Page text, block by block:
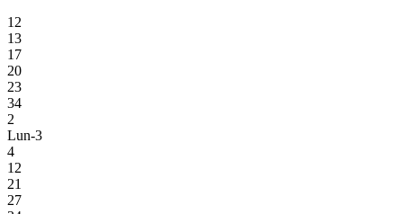
12
13
17
20
23
34
2
Lun-3
4
12
21
27